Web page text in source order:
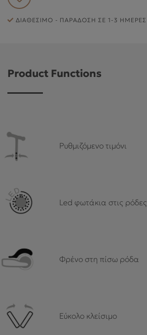
ΔΙΑΘΈΣΙΜΟ - ΠΑΡΆΔΟΣΗ ΣΕ 1-3 ΗΜΈΡΕΣ
Product Functions
Ρυθμιζόμενο τιμόνι
Led φωτάκια στις ρόδες
Φρένο στη πίσω ρόδα
Εύκολο κλείσιμο